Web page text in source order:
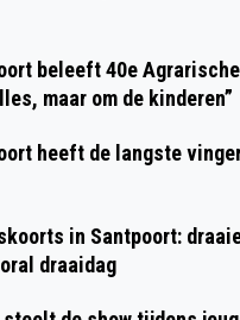
beleeft 40e
maar om de kinderen”
heeft de langste
in Santpoort:
draaidag